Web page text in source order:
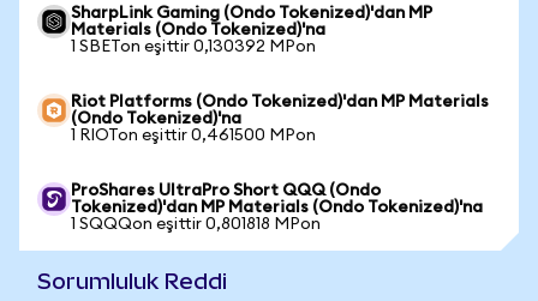
SharpLink Gaming (Ondo Tokenized)'dan MP
Materials (Ondo Tokenized)'na
1 SBETon eşittir 0,130392 MPon
Riot Platforms (Ondo Tokenized)'dan MP Materials
(Ondo Tokenized)'na
1 RIOTon eşittir 0,461500 MPon
ProShares UltraPro Short QQQ (Ondo
Tokenized)'dan MP Materials (Ondo Tokenized)'na
1 SQQQon eşittir 0,801818 MPon
Sorumluluk Reddi